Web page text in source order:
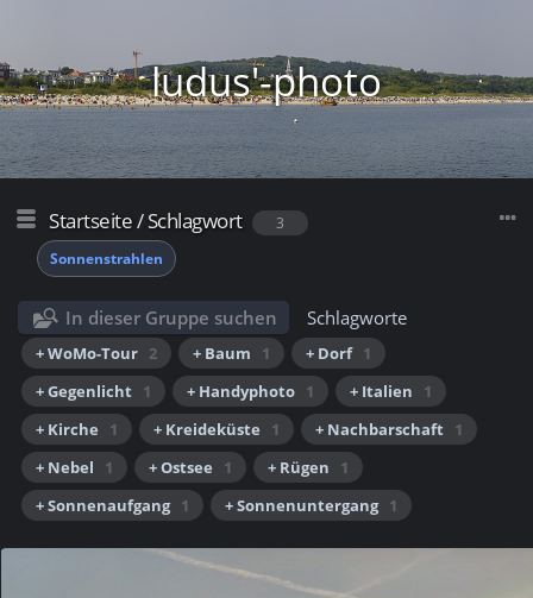
ludus'-photo
Startseite/Schlagwort
3
Sonnenstrahlen
In dieser Gruppe suchen Schlagworte
+ WoMo-Tour 2 + Baum 1 + Dorf 1
+ Gegenlicht 1 + Handyphoto 1 + Italien
1
+ Kirche
1 + Kreideküste 1 + Nachbarschaft 1
+ Nebel
1 + Ostsee 1 + Rügen
1
+ Sonnenaufgang 1 + Sonnenuntergang 1